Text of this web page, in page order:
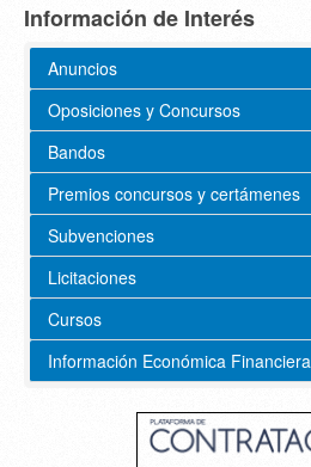
Información de Interés
Anuncios
Oposiciones y Concursos
Bandos
Premios concursos y certámenes
Subvenciones
Licitaciones
Cursos
Información Económica Financiera